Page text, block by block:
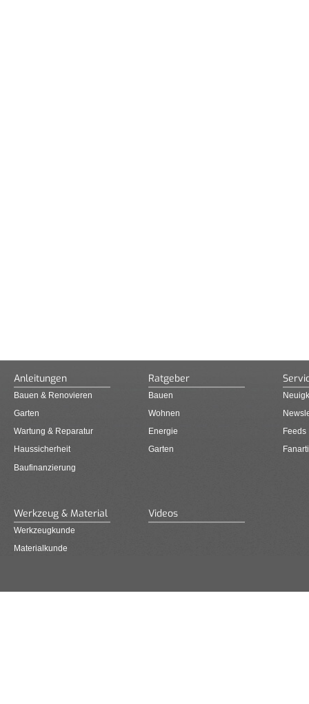
Anleitungen
Bauen & Renovieren
Garten
Wartung & Reparatur
Haussicherheit
Baufinanzierung
Ratgeber
Bauen
Wohnen
Energie
Garten
Feeds
Werkzeug & Material
Werkzeugkunde
Materialkunde
Videos